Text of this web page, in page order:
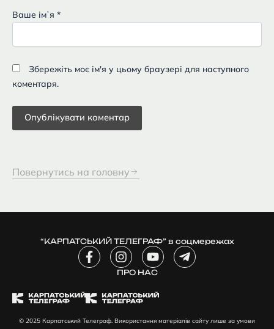
Ваше імʼя *
Збережіть моє ім'я у цьому браузері для наступного
коментаря.
Повернутись на головну
“КАРПАТСЬКИЙ ТЕЛЕГРАФ” в соцмережах
F
a
b
o
I
n
s
a
r
Y
o
u
u
e
T
e
a
ПРО НАС
© 2025 Карпатський Телеграф. Використання матеріалів сайту лише за умови